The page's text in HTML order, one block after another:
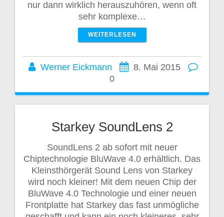
nur dann wirklich herauszuhören, wenn oft
sehr komplexe…
WEITERLESEN
Werner Eickmann
8. Mai 2015
0
Starkey SoundLens 2
SoundLens 2 ab sofort mit neuer
Chiptechnologie BluWave 4.0 erhältlich. Das
Kleinsthörgerät Sound Lens von Starkey
wird noch kleiner! Mit dem neuen Chip der
BluWave 4.0 Technologie und einer neuen
Frontplatte hat Starkey das fast unmögliche